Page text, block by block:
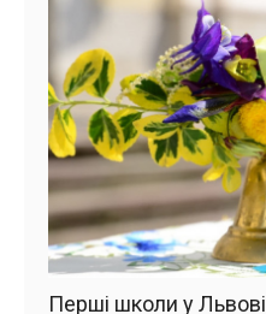
Перші школи у Львові